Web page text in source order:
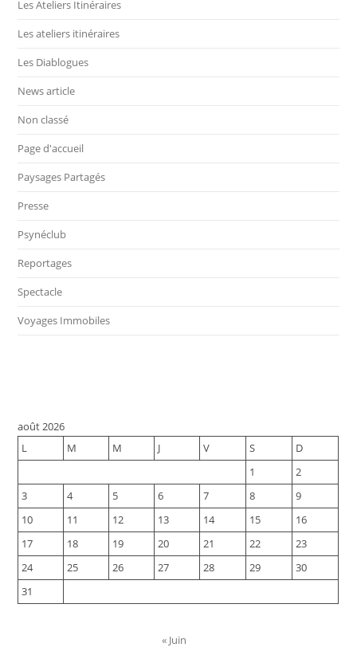
Les Ateliers Itinéraires
Les ateliers itinéraires
Les Diablogues
News article
Non classé
Page d'accueil
Paysages Partagés
Presse
Psynéclub
Reportages
Spectacle
Voyages Immobiles
août 2026
L
M M J V S
D
1
2
3
4 5 6 7 8
9
10
11 12 13 14 15
16
17
18 19 20 21 22
23
24
25 26 27 28 29
30
31
« Juin